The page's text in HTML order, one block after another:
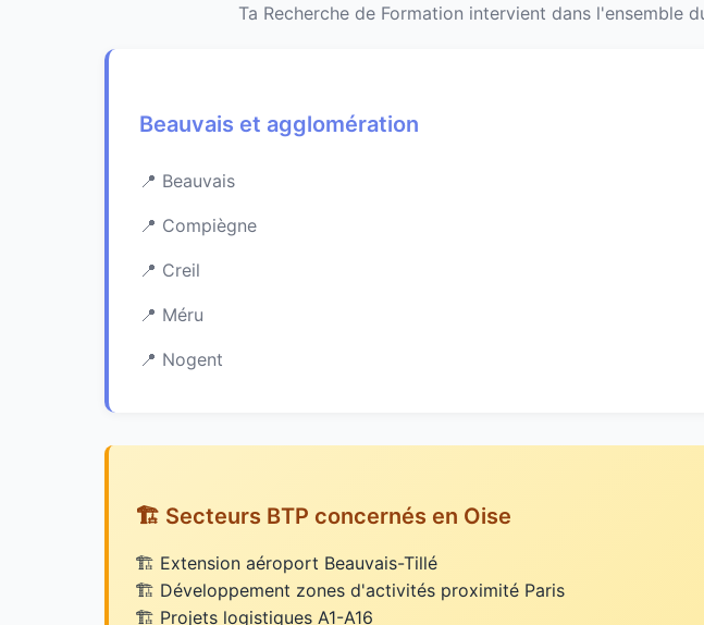
Ta Recherche de Formation intervient dans
Beauvais et agglomération
Beauvais
Compiègne
Creil
Méru
Nogent
🏗️ Secteurs BTP concernés en Oise
Extension aéroport Beauvais-Tillé
Développement zones d'activités proximité Paris
Projets logistiques A1-A16